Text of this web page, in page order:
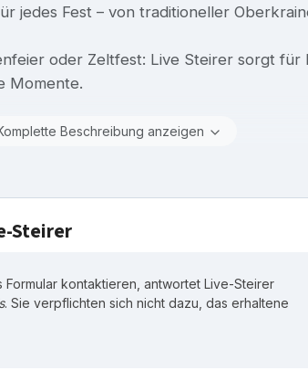
jedes Fest – von traditioneller
oder Zeltfest: Live Steirer sorgt für
Momente.
Beschreibung anzeigen
Steirer
kontaktieren, antwortet Live-Steirer
. Sie verpflichten sich nicht dazu, das erhaltene